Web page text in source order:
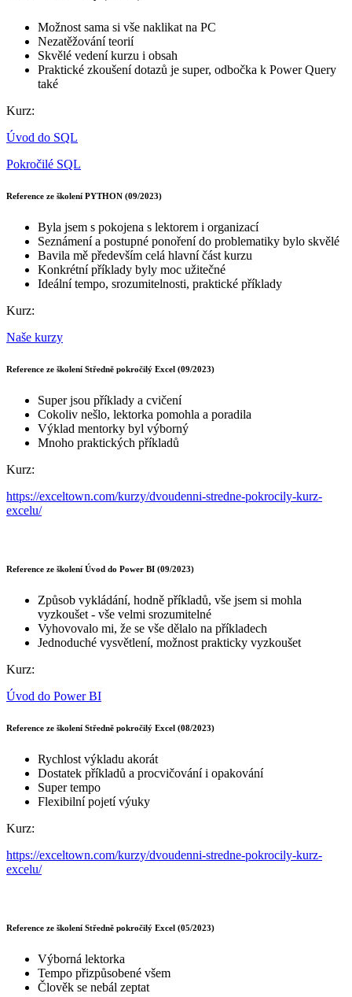
Možnost sama si vše naklikat na PC
Nezatěžování teorií
Skvělé vedení kurzu i obsah
Praktické zkoušení dotazů je super, odbočka k Power Query
také
Kurz:
Úvod do SQL
Pokročilé SQL
Reference ze školení PYTHON (09/2023)
Byla jsem s pokojena s lektorem i organizací
Seznámení a postupné ponoření do problematiky bylo skvělé
Bavila mě především celá hlavní část kurzu
Konkrétní příklady byly moc užitečné
Ideální tempo, srozumitelnosti, praktické příklady
Kurz:
Naše kurzy
Reference ze školení Středně pokročilý Excel (09/2023)
Super jsou příklady a cvičení
Cokoliv nešlo, lektorka pomohla a poradila
Výklad mentorky byl výborný
Mnoho praktických příkladů
Kurz:
https://exceltown.com/kurzy/dvoudenni-stredne-pokrocily-kurz-
excelu/
Reference ze školení Úvod do Power BI (09/2023)
Způsob vykládání, hodně příkladů, vše jsem si mohla
vyzkoušet - vše velmi srozumitelné
Vyhovovalo mi, že se vše dělalo na příkladech
Jednoduché vysvětlení, možnost prakticky vyzkoušet
Kurz:
Úvod do Power BI
Reference ze školení Středně pokročilý Excel (08/2023)
Rychlost výkladu akorát
Dostatek příkladů a procvičování i opakování
Super tempo
Flexibilní pojetí výuky
Kurz:
https://exceltown.com/kurzy/dvoudenni-stredne-pokrocily-kurz-
excelu/
Reference ze školení Středně pokročilý Excel (05/2023)
Výborná lektorka
Tempo přizpůsobené všem
Člověk se nebál zeptat